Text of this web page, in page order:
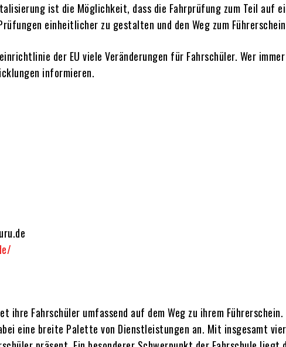
ist die Möglichkeit, dass die Fahrprüfung zum Teil auf
einheitlicher zu gestalten und den Weg zum
der EU viele Veränderungen für Fahrschüler. Wer
informieren.
ihre Fahrschüler umfassend auf dem Weg zu ihrem
eine breite Palette von Dienstleistungen an. Mit insgesamt